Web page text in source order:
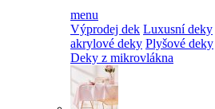
menu
Výprodej dek Luxusní deky
akrylové deky Plyšové deky
Deky z mikrovlákna